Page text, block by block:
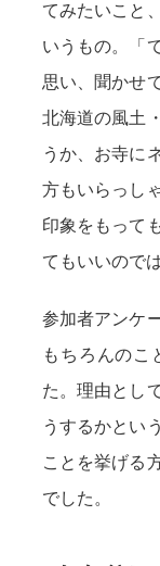
てみたいこと
いうもの。「
思い、聞かせ
北海道の風土
うか、お寺に
方もいらっし
印象をもって
てもいいので
参加者アンケ
もちろんのこ
た。理由とし
うするかとい
ことを挙げる
でした。